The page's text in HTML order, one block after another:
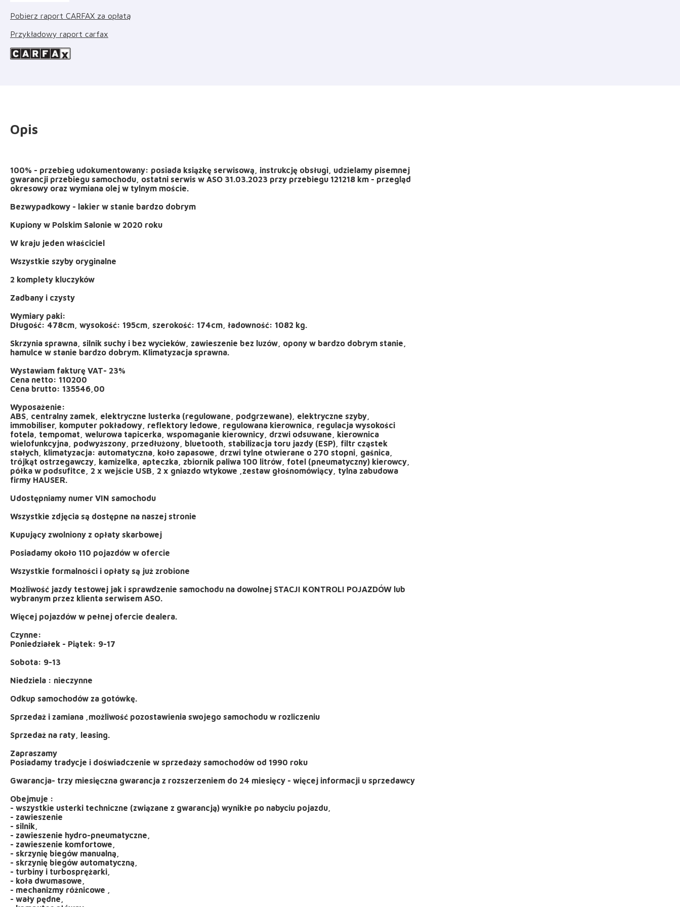
Pobierz raport CARFAX za opłatą
Przykładowy raport carfax
Opis
100% - przebieg udokumentowany: posiada książkę serwisową, instrukcję obsługi, udzielamy pisemnej
gwarancji przebiegu samochodu, ostatni serwis w ASO 31.03.2023 przy przebiegu 121218 km - przegląd
okresowy oraz wymiana olej w tylnym moście.
Bezwypadkowy - lakier w stanie bardzo dobrym
Kupiony w Polskim Salonie w 2020 roku
W kraju jeden właściciel
Wszystkie szyby oryginalne
2 komplety kluczyków
Zadbany i czysty
Wymiary paki:
Długość: 478cm, wysokość: 195cm, szerokość: 174cm, ładowność: 1082 kg.
Skrzynia sprawna, silnik suchy i bez wycieków, zawieszenie bez luzów, opony w bardzo dobrym stanie,
hamulce w stanie bardzo dobrym. Klimatyzacja sprawna.
Wystawiam fakturę VAT- 23%
Cena netto: 110200
Cena brutto: 135546,00
Wyposażenie:
ABS, centralny zamek, elektryczne lusterka (regulowane, podgrzewane), elektryczne szyby,
immobiliser, komputer pokładowy, reflektory ledowe, regulowana kierownica, regulacja wysokości
fotela, tempomat, welurowa tapicerka, wspomaganie kierownicy, drzwi odsuwane, kierownica
wielofunkcyjna, podwyższony, przedłużony, bluetooth, stabilizacja toru jazdy (ESP), filtr cząstek
stałych, klimatyzacja: automatyczna, koło zapasowe, drzwi tylne otwierane o 270 stopni, gaśnica,
trójkąt ostrzegawczy, kamizelka, apteczka, zbiornik paliwa 100 litrów, fotel (pneumatyczny) kierowcy,
półka w podsufitce, 2 x wejście USB, 2 x gniazdo wtykowe ,zestaw głośnomówiący, tylna zabudowa
firmy HAUSER.
Udostępniamy numer VIN samochodu
Wszystkie zdjęcia są dostępne na naszej stronie
Kupujący zwolniony z opłaty skarbowej
Posiadamy około 110 pojazdów w ofercie
Wszystkie formalności i opłaty są już zrobione
Możliwość jazdy testowej jak i sprawdzenie samochodu na dowolnej STACJI KONTROLI POJAZDÓW lub
wybranym przez klienta serwisem ASO.
Więcej pojazdów w pełnej ofercie dealera.
Czynne:
Poniedziałek - Piątek: 9-17
Sobota: 9-13
Niedziela : nieczynne
Odkup samochodów za gotówkę.
Sprzedaż i zamiana ,możliwość pozostawienia swojego samochodu w rozliczeniu
Sprzedaż na raty, leasing.
Zapraszamy
Posiadamy tradycje i doświadczenie w sprzedaży samochodów od 1990 roku
Gwarancja- trzy miesięczna gwarancja z rozszerzeniem do 24 miesięcy - więcej informacji u sprzedawcy
Obejmuje :
- wszystkie usterki techniczne (związane z gwarancją) wynikłe po nabyciu pojazdu,
- zawieszenie
- silnik,
- zawieszenie hydro-pneumatyczne,
- zawieszenie komfortowe,
- skrzynię biegów manualną,
- skrzynię biegów automatyczną,
- turbiny i turbosprężarki,
- koła dwumasowe,
- mechanizmy różnicowe ,
- wały pędne,